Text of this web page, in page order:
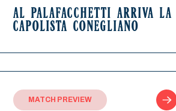
AL PALAFACCHETTI ARRIVA LA
CAPOLISTA CONEGLIANO
MATCH PREVIEW